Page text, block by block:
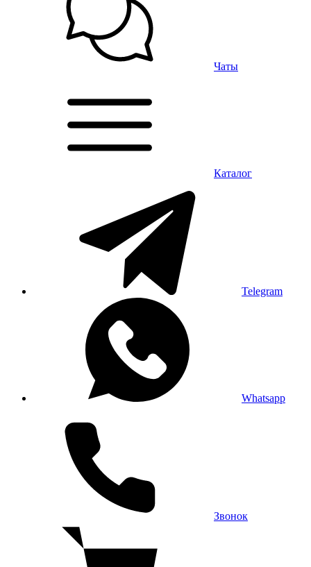
Чаты
Каталог
Telegram
Whatsapp
Звонок